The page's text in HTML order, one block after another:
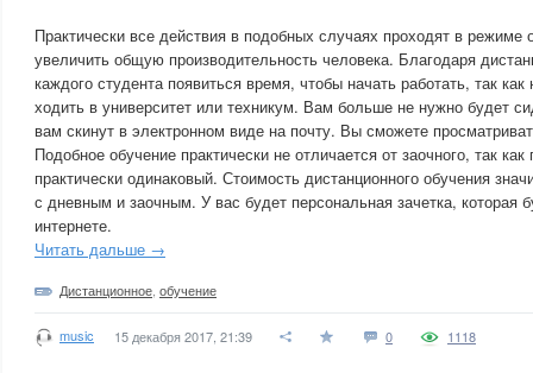
Практически все действия в подобных случаях проходят в режиме
увеличить общую производительность человека. Благодаря
каждого студента появиться время, чтобы начать работать, так
ходить в университет или техникум. Вам больше не нужно будет
вам скинут в электронном виде на почту. Вы сможете
Подобное обучение практически не отличается от заочного, так
практически одинаковый. Стоимость дистанционного обучения
с дневным и заочным. У вас будет персональная зачетка, которая
интернете.
Читать дальше →
Дистанционное обучение
music 15 декабря 2017, 21:39 0 1118